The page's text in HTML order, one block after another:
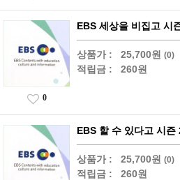
EBS 세상을 비집고 시
상품가 : 25,700원 (0)
적립금 : 260원
0
EBS 할 수 있다고 시즌
상품가 : 25,700원 (0)
적립금 : 260원